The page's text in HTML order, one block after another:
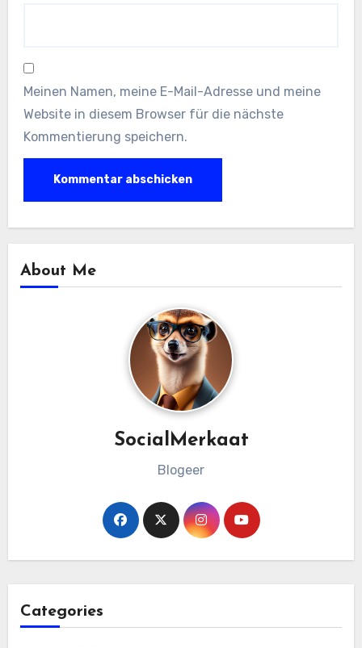
Meinen Namen, meine E-Mail-Adresse und meine
Website in diesem Browser für die nächste
Kommentierung speichern.
About Me
SocialMerkaat
Blogeer
Categories